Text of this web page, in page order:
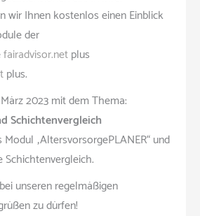
wir Ihnen kostenlos einen Einblick
der
fairadvisor.netplus
plus.
2023 mit dem Thema:
Schichtenvergleich
„AltersvorsorgePLANER“ und
unseren regelmäßigen
zu dürfen!